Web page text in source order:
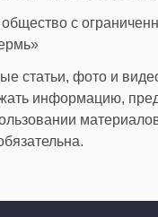
с
статьи, фото и
информацию,